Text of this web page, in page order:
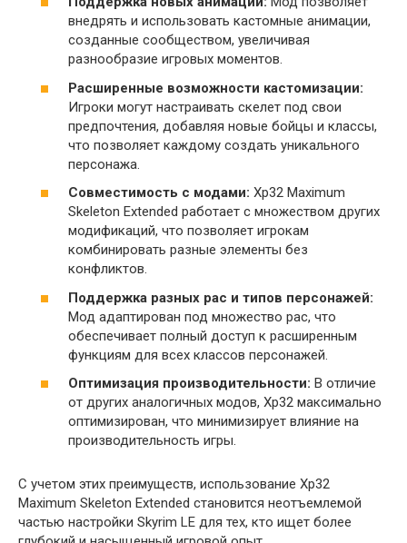
внедрять и использовать кастомные анимации,
созданные сообществом, увеличивая
разнообразие игровых моментов.
Расширенные возможности кастомизации:
Игроки могут настраивать скелет под свои
предпочтения, добавляя новые бойцы и классы,
что позволяет каждому создать уникального
персонажа.
Совместимость с модами: Xp32 Maximum
Skeleton Extended работает с множеством других
модификаций, что позволяет игрокам
комбинировать разные элементы без
конфликтов.
Поддержка разных рас и типов персонажей:
Мод адаптирован под множество рас, что
обеспечивает полный доступ к расширенным
функциям для всех классов персонажей.
Оптимизация производительности: В отличие
от других аналогичных модов, Xp32 максимально
оптимизирован, что минимизирует влияние на
производительность игры.
С учетом этих преимуществ, использование Xp32
Maximum Skeleton Extended становится неотъемлемой
частью настройки Skyrim LE для тех, кто ищет более